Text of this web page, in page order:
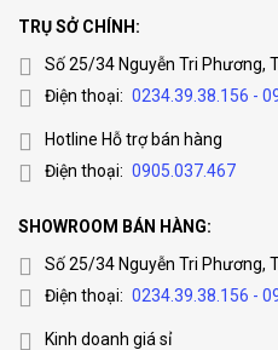
TRỤ SỞ CHÍNH:
Số 25/34 Nguyễn Tri Phương,
Điện thoại: 0234.39.38.156 -
Hotline Hỗ trợ bán hàng
Điện thoại: 0905.037.467
SHOWROOM BÁN HÀNG:
Số 25/34 Nguyễn Tri Phương,
Điện thoại: 0234.39.38.156 -
Kinh doanh giá sỉ